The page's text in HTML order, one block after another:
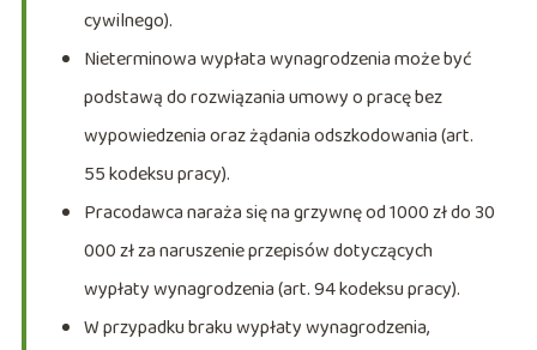
cywilnego).
Nieterminowa wypłata wynagrodzenia może być
podstawą do rozwiązania umowy o pracę bez
wypowiedzenia oraz żądania odszkodowania (art.
55 kodeksu pracy).
Pracodawca naraża się na grzywnę od 1000 zł do 30
000 zł za naruszenie przepisów dotyczących
wypłaty wynagrodzenia (art. 94 kodeksu pracy).
W przypadku braku wypłaty wynagrodzenia,